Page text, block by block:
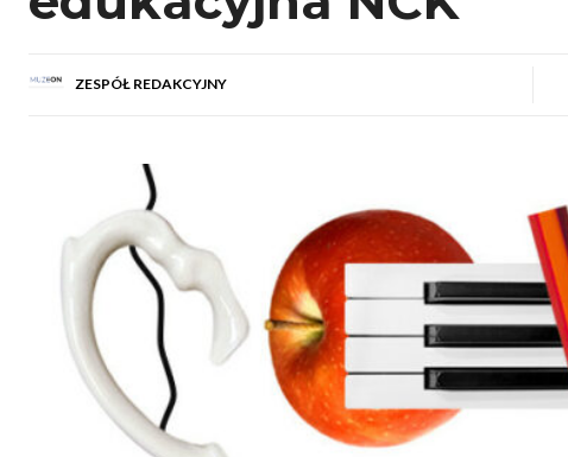
ZESPÓŁ REDAKCYJNY